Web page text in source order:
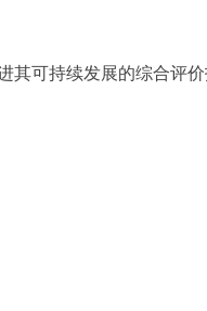
可持续发展的综合评价